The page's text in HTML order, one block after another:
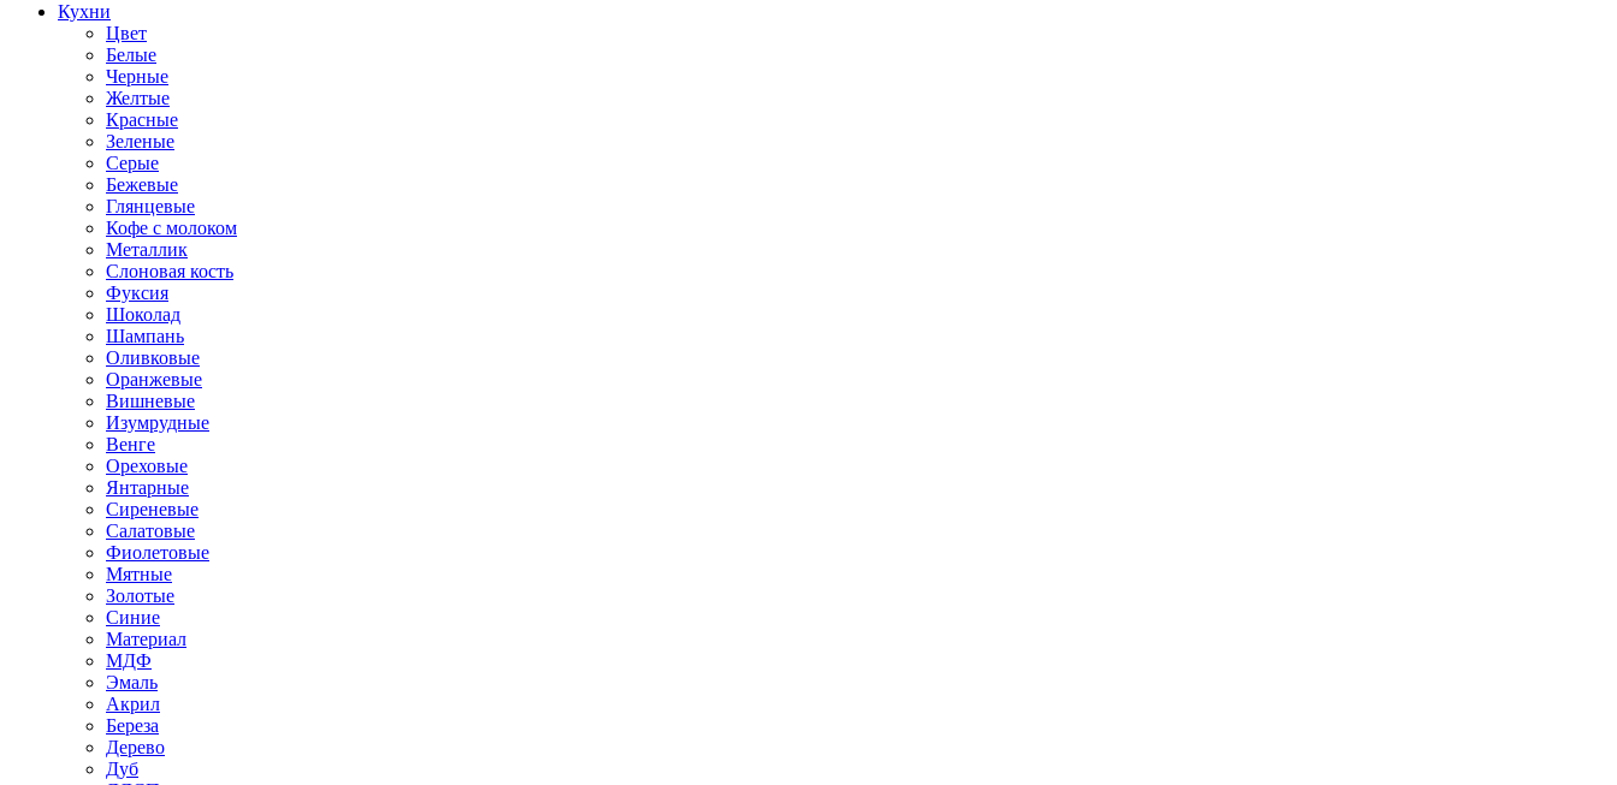
Кухни
Цвет
Белые
Черные
Желтые
Красные
Зеленые
Серые
Бежевые
Глянцевые
Кофе с молоком
Металлик
Слоновая кость
Фуксия
Шоколад
Шампань
Оливковые
Оранжевые
Вишневые
Изумрудные
Венге
Ореховые
Янтарные
Сиреневые
Салатовые
Фиолетовые
Мятные
Золотые
Синие
Материал
МДФ
Эмаль
Акрил
Береза
Дерево
Дуб